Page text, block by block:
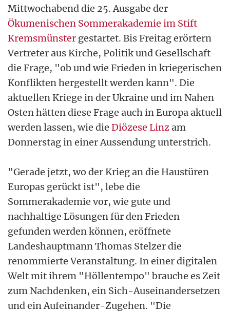
Mittwochabend die 25. Ausgabe der
Ökumenischen Sommerakademie im Stift
Kremsmünster gestartet. Bis Freitag erörtern
Vertreter aus Kirche, Politik und Gesellschaft
die Frage, "ob und wie Frieden in kriegerischen
Konflikten hergestellt werden kann". Die
aktuellen Kriege in der Ukraine und im Nahen
Osten hätten diese Frage auch in Europa aktuell
werden lassen, wie die Diözese Linzam
Donnerstag in einer Aussendung unterstrich.
"Gerade jetzt, wo der Krieg an die Haustüren
Europas gerückt ist", lebe die
Sommerakademie vor, wie gute und
nachhaltige Lösungen für den Frieden
gefunden werden können, eröffnete
Landeshauptmann Thomas Stelzer die
renommierte Veranstaltung. In einer digitalen
Welt mit ihrem "Höllentempo" brauche es Zeit
zum Nachdenken, ein Sich-Auseinandersetzen
und ein Aufeinander-Zugehen. "Die